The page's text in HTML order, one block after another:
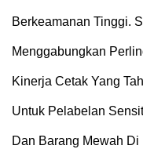
Berkeamanan Tinggi.
Menggabungkan
Kinerja Cetak Yang
Untuk Pelabelan
Dan Barang Mewah